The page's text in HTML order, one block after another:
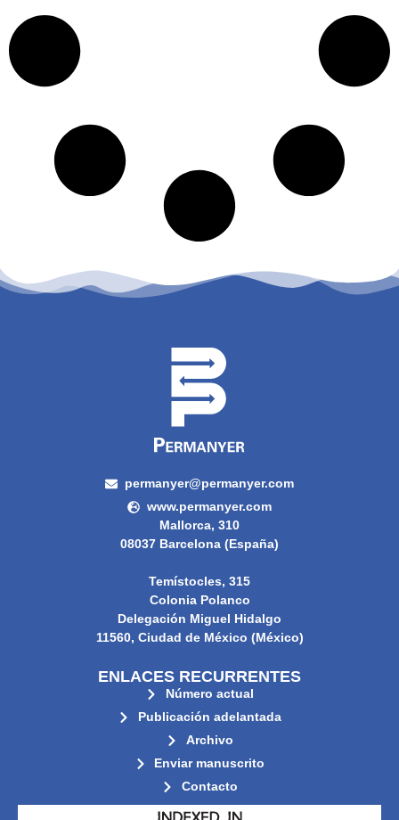
permanyer@permanyer.com
www.permanyer.com
Mallorca, 310
08037 Barcelona (España)
Temístocles, 315
Colonia Polanco
Delegación Miguel Hidalgo
11560, Ciudad de México (México)
ENLACES RECURRENTES
Número actual
Publicación adelantada
Archivo
Enviar manuscrito
Contacto